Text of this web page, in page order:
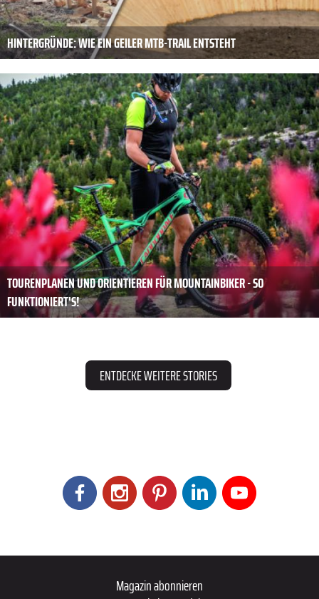
HINTERGRÜNDE: WIE EIN GEILER MTB-TRAIL ENTSTEHT
TOURENPLANEN UND ORIENTIEREN FÜR MOUNTAINBIKER - SO
FUNKTIONIERT'S!
ENTDECKE WEITERE STORIES
Magazin abonnieren